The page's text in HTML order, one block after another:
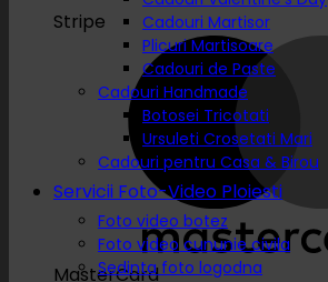
Stripe
MasterCard
Cadouri Martisor
Plicuri Martisoare
Cadouri de Paste
Cadouri Handmade
Botosei Tricotati
Ursuleti Crosetati Mari
Cadouri pentru Casa & Birou
Servicii Foto-Video Ploiesti
Foto video botez
Foto video cununie civila
Sedinta foto logodna